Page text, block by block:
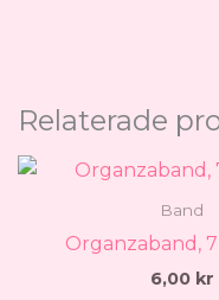
Relaterade
Band
Organzaband,
6,00 kr